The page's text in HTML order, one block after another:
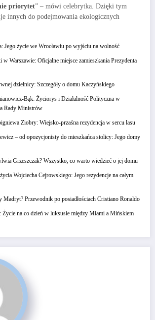
priorytet” – mówi celebrytka. Dzięki tym
innych do podejmowania ekologicznych
Jego życie we Wrocławiu po wyjściu na wolność
w Warszawie: Oficjalne miejsce zamieszkania Prezydenta
dzielnicy: Szczegóły o domu Kaczyńskiego
Bąk: Życiorys i Działalność Polityczna w
Rady Ministrów
Ziobry: Wiejsko-przaśna rezydencja w sercu lasu
– od opozycjonisty do mieszkańca stolicy: Jego domy
Grzeszczak? Wszystko, co warto wiedzieć o jej domu
Wojciecha Cejrowskiego: Jego rezydencje na całym
Madryt? Przewodnik po posiadłościach Cristiano Ronaldo
Życie na co dzień w luksusie między Miami a Mińskiem